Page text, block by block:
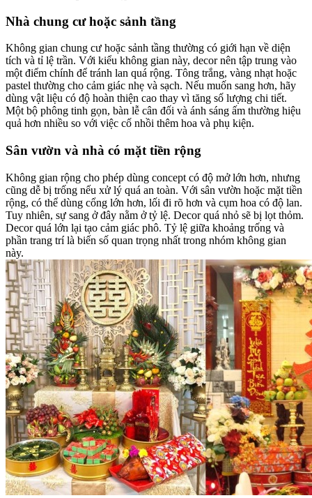
Nhà chung cư hoặc sảnh tầng
Không gian chung cư hoặc sảnh tầng thường có giới hạn về diện
tích và tỉ lệ trần. Với kiểu không gian này, decor nên tập trung vào
một điểm chính để tránh lan quá rộng. Tông trắng, vàng nhạt hoặc
pastel thường cho cảm giác nhẹ và sạch. Nếu muốn sang hơn, hãy
dùng vật liệu có độ hoàn thiện cao thay vì tăng số lượng chi tiết.
Một bộ phông tinh gọn, bàn lễ cân đối và ánh sáng ấm thường hiệu
quả hơn nhiều so với việc cố nhồi thêm hoa và phụ kiện.
Sân vườn và nhà có mặt tiền rộng
Không gian rộng cho phép dùng concept có độ mở lớn hơn, nhưng
cũng dễ bị trống nếu xử lý quá an toàn. Với sân vườn hoặc mặt tiền
rộng, có thể dùng cổng lớn hơn, lối đi rõ hơn và cụm hoa có độ lan.
Tuy nhiên, sự sang ở đây nằm ở tỷ lệ. Decor quá nhỏ sẽ bị lọt thỏm.
Decor quá lớn lại tạo cảm giác phô. Tỷ lệ giữa khoảng trống và
phần trang trí là biến số quan trọng nhất trong nhóm không gian
này.